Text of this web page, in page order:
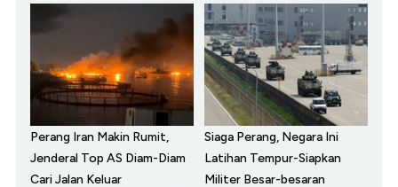
Perang Iran Makin Rumit,
Jenderal Top AS Diam-Diam
Cari Jalan Keluar
Siaga Perang, Negara Ini
Latihan Tempur-Siapkan
Militer Besar-besaran